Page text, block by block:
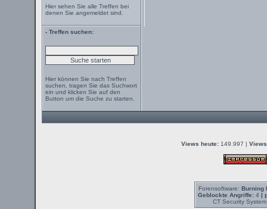
Hier sehen Sie alle Treffen bei
denen Sie angemeldet sind.
- Treffen suchen:
Hier können Sie nach Treffen
suchen, tragen Sie das Suchwort
ein und klicken Sie auf den
Button um die Suche zu starten.
Views heute: 149.997 |
Forensoftware: Burning
Geblockte Angriffe:4 |
CT Security